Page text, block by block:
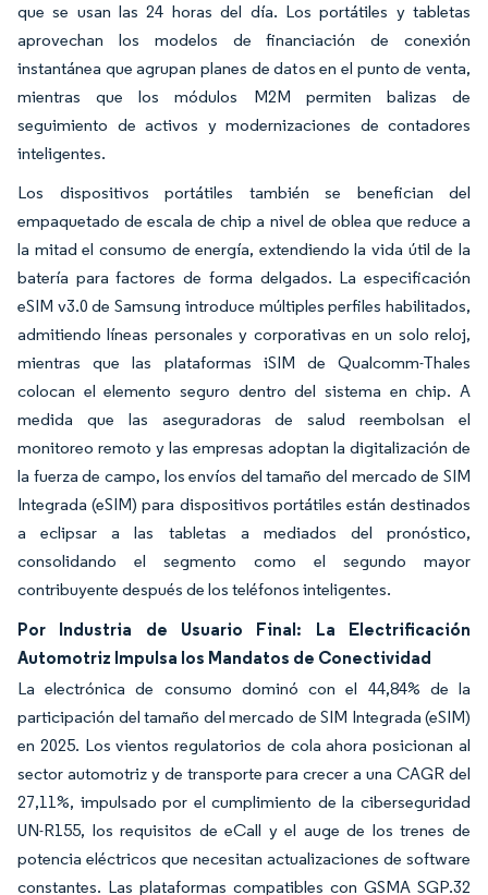
que se usan las 24 horas del día. Los portátiles y tabletas
aprovechan los modelos de financiación de conexión
instantánea que agrupan planes de datos en el punto de venta,
mientras que los módulos M2M permiten balizas de
seguimiento de activos y modernizaciones de contadores
inteligentes.
Los dispositivos portátiles también se benefician del
empaquetado de escala de chip a nivel de oblea que reduce a
la mitad el consumo de energía, extendiendo la vida útil de la
batería para factores de forma delgados. La especificación
eSIM v3.0 de Samsung introduce múltiples perfiles habilitados,
admitiendo líneas personales y corporativas en un solo reloj,
mientras que las plataformas iSIM de Qualcomm-Thales
colocan el elemento seguro dentro del sistema en chip. A
medida que las aseguradoras de salud reembolsan el
monitoreo remoto y las empresas adoptan la digitalización de
la fuerza de campo, los envíos del tamaño del mercado de SIM
Integrada (eSIM) para dispositivos portátiles están destinados
a eclipsar a las tabletas a mediados del pronóstico,
consolidando el segmento como el segundo mayor
contribuyente después de los teléfonos inteligentes.
Por Industria de Usuario Final: La Electrificación
Automotriz Impulsa los Mandatos de Conectividad
La electrónica de consumo dominó con el 44,84% de la
participación del tamaño del mercado de SIM Integrada (eSIM)
en 2025. Los vientos regulatorios de cola ahora posicionan al
sector automotriz y de transporte para crecer a una CAGR del
27,11%, impulsado por el cumplimiento de la ciberseguridad
UN-R155, los requisitos de eCall y el auge de los trenes de
potencia eléctricos que necesitan actualizaciones de software
constantes. Las plataformas compatibles con GSMA SGP.32